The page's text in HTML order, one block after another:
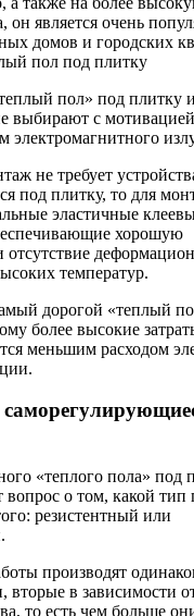
он является очень
домов и городских
пол под плитку
пол» под плитку
выбирают с
электромагнитного
не требует
под плитку, то для
эластичные
хорошую
отсутствие
температур.
дорогой «теплый
более высокие
меньшим расходом
«теплого пола» под
вопрос о том, какой тип
резистентный или
производят
вторые в зависимости
то есть чем больше